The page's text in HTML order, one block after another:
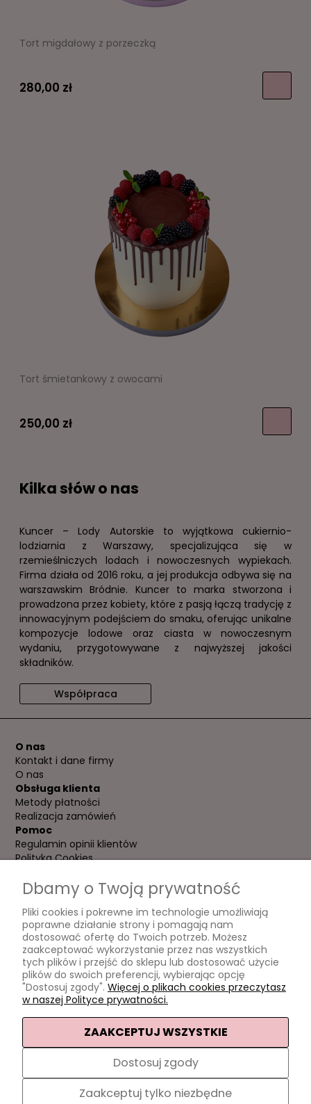
Tort migdałowy z porzeczką
280,00 zł
Tort śmietankowy z owocami
250,00 zł
Kilka słów o nas
Kuncer – Lody Autorskie to wyjątkowa cukiernio-
lodziarnia z Warszawy, specjalizująca się w
rzemieślniczych lodach i nowoczesnych wypiekach.
Firma działa od 2016 roku, a jej produkcja odbywa się na
warszawskim Bródnie. Kuncer to marka stworzona i
prowadzona przez kobiety, które z pasją łączą tradycję z
innowacyjnym podejściem do smaku, oferując unikalne
kompozycje lodowe oraz ciasta w nowoczesnym
wydaniu, przygotowywane z najwyższej jakości
składników.
Współpraca
O nas
Kontakt i dane firmy
O nas
Obsługa klienta
Metody płatności
Realizacja zamówień
Pomoc
Regulamin opinii klientów
Polityka Cookies
Polityka prywatności
Moje konto
Twoje zamówienia
Ustawienia konta
Ulubione
Adresy i godziny
ul. Mickiewicza 27 LU 7 (róg Mierosławskiego)
ul. Wyszogrodzka 1
10:00 - 20:00 (do 21:00 w sezonie letnim)
Facebook Instagram
Dbamy o Twoją prywatność
Pliki cookies i pokrewne im technologie umożliwiają
poprawne działanie strony i pomagają nam
dostosować ofertę do Twoich potrzeb. Możesz
zaakceptować wykorzystanie przez nas wszystkich
tych plików i przejść do sklepu lub dostosować użycie
plików do swoich preferencji, wybierając opcję
"Dostosuj zgody". Więcej o plikach cookies przeczytasz
w naszej Polityce prywatności.
Zaakceptuj tylko niezbędne
Dostosuj zgody
ZAAKCEPTUJ WSZYSTKIE